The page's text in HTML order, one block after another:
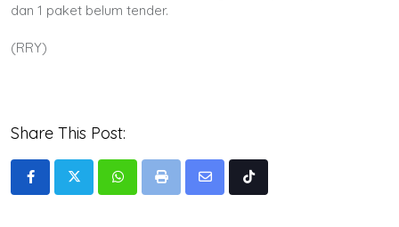
dan 1 paket belum tender.
(RRY)
Share This Post:
WhatsappPrint
Share
Tiktok